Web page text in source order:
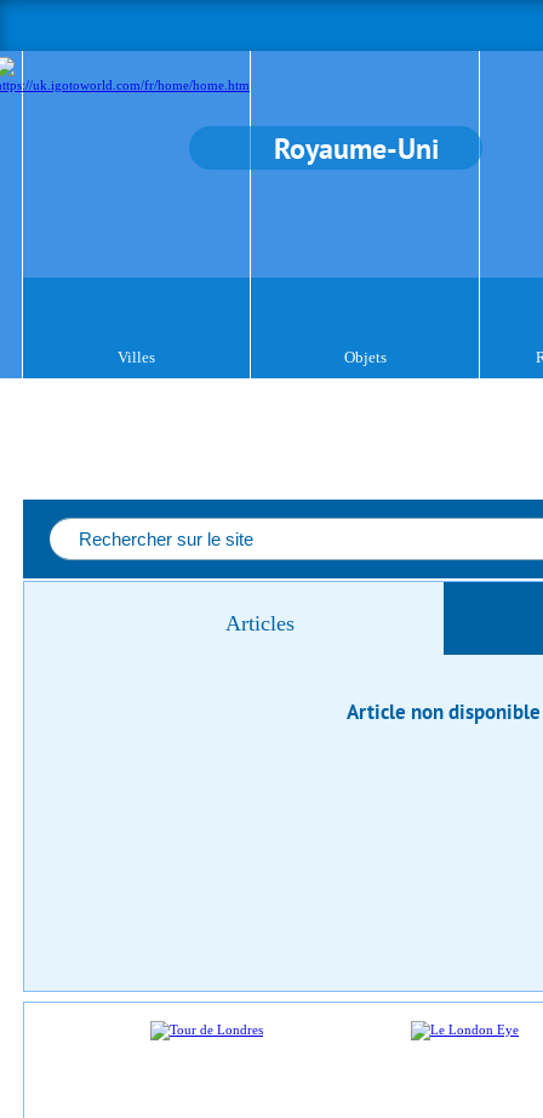
Royaume-Uni
Villes Objets
Articles
Article non disponible